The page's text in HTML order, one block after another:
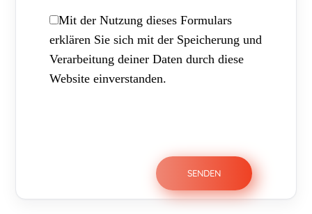
Mit der Nutzung dieses Formulars
erklären Sie sich mit der Speicherung und
Verarbeitung deiner Daten durch diese
Website einverstanden.